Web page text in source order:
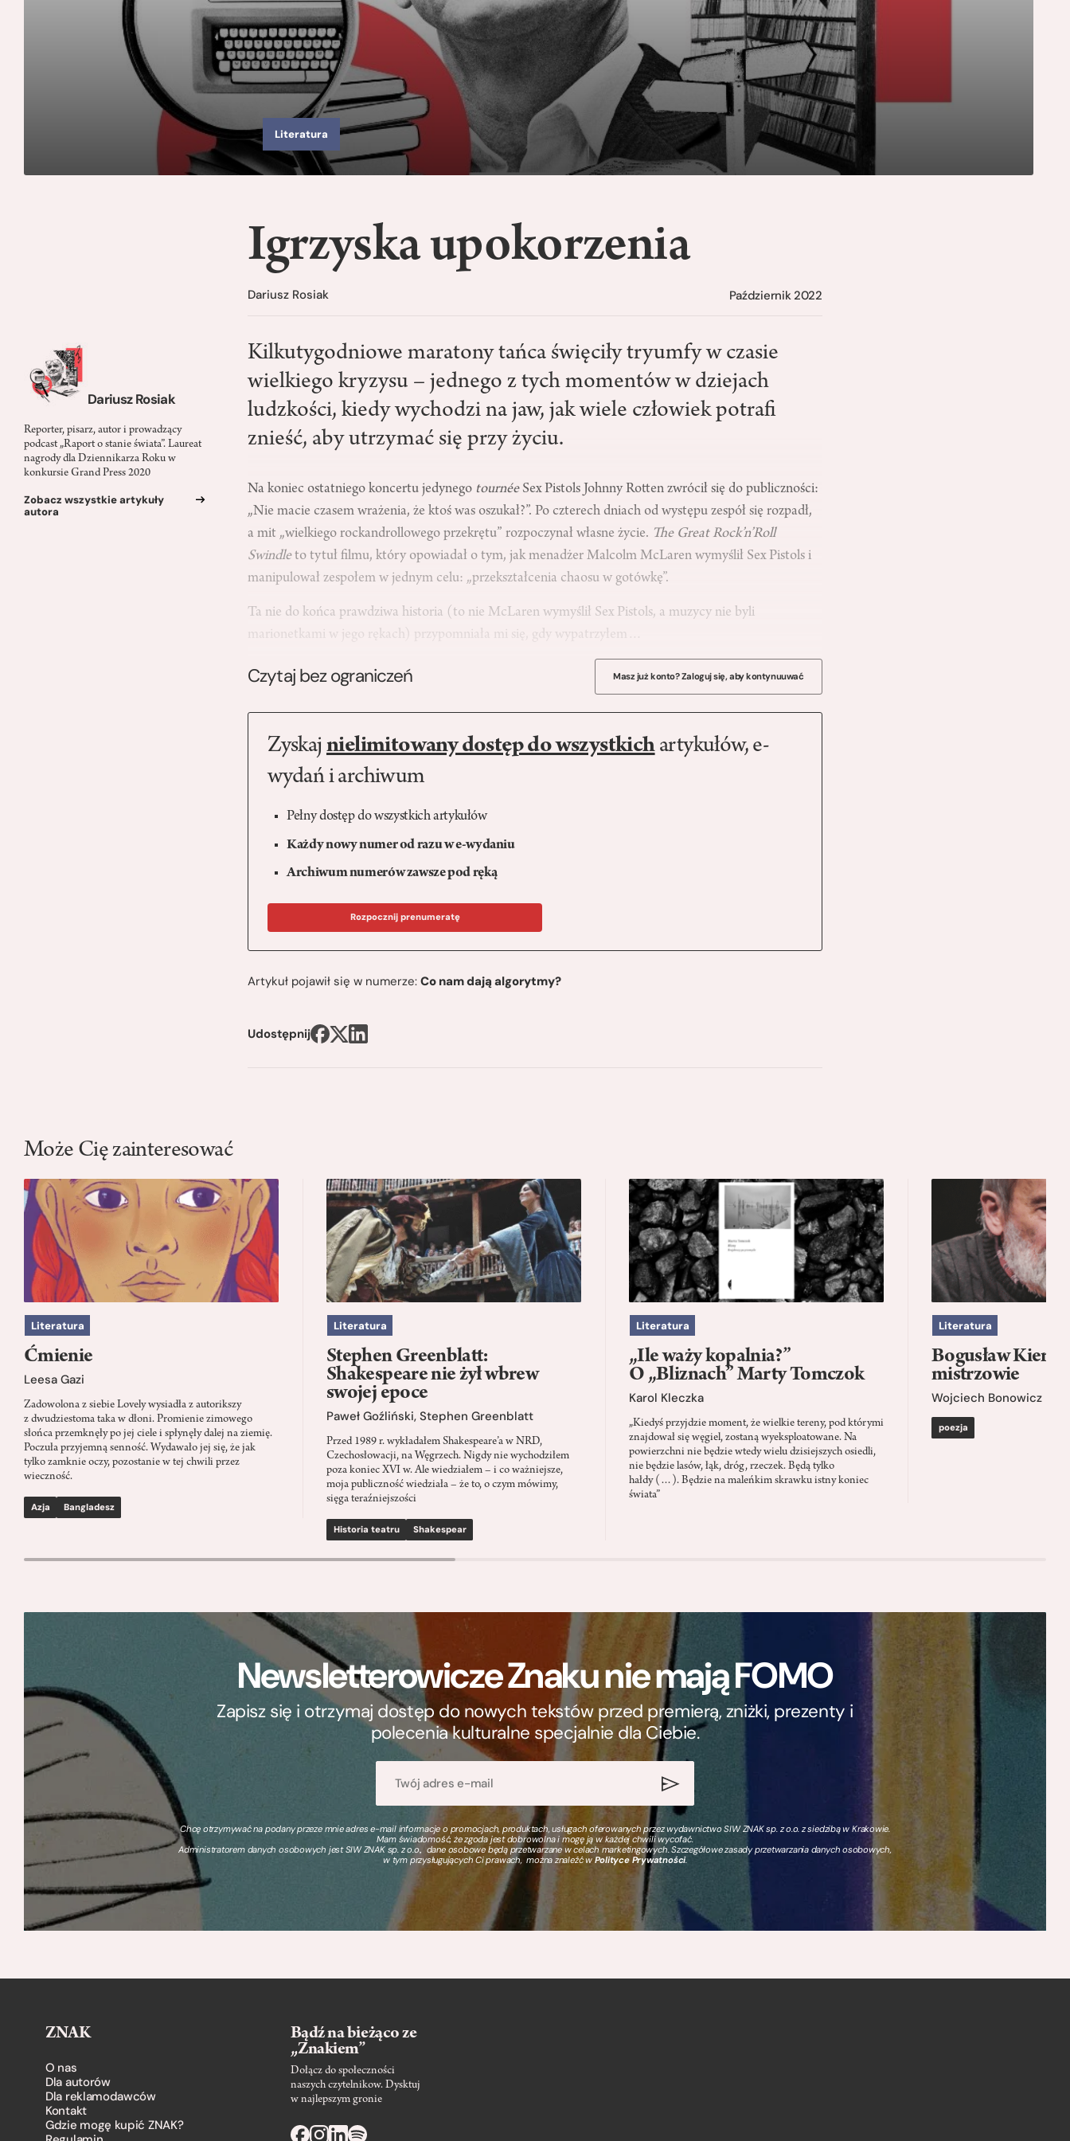
Literatura
Dariusz Rosiak
Reporter, pisarz, autor i prowadzący
podcast „Raport o stanie świata”. Laureat
nagrody dla Dziennikarza Roku w
konkursie Grand Press 2020
Zobacz wszystkie artykuły
autora
Igrzyska upokorzenia
Dariusz Rosiak Październik 2022
Kilkutygodniowe maratony tańca święciły tryumfy w czasie
wielkiego kryzysu – jednego z tych momentów w dziejach
ludzkości, kiedy wychodzi na jaw, jak wiele człowiek potrafi
znieść, aby utrzymać się przy życiu.
Na koniec ostatniego koncertu jedynego tournéeSex Pistols Johnny Rotten zwrócił się do publiczności:
„Nie macie czasem wrażenia, że ktoś was oszukał?”. Po czterech dniach od występu zespół się rozpadł,
a mit „wielkiego rockandrollowego przekrętu” rozpoczynał własne życie. The Great Rock’n’Roll
Swindleto tytuł filmu, który opowiadał o tym, jak menadżer Malcolm McLaren wymyślił Sex Pistols i
manipulował zespołem w jednym celu: „przekształcenia chaosu w gotówkę”.
Ta nie do końca prawdziwa historia (to nie McLaren wymyślił Sex Pistols, a muzycy nie byli
marionetkami w jego rękach) przypomniała mi się, gdy wypatrzyłem…
Czytaj bez ograniczeń Masz już konto? Zaloguj się, aby kontynuuwać
Zyskaj nielimitowany dostęp do wszystkichartykułów, e-
wydań i archiwum
Pełny dostęp do wszystkich artykułów
Każdy nowy numer od razu w e-wydaniu
Archiwum numerów zawsze pod ręką
Rozpocznij prenumeratę
Artykuł pojawił się w numerze:Co nam dają algorytmy?
Udostępnij
Może Cię zainteresować
Literatura
Ćmienie
Leesa Gazi
Zadowolona z siebie Lovely wysiadła z autorikszy
z dwudziestoma taka w dłoni. Promienie zimowego
słońca przemknęły po jej ciele i spłynęły dalej na ziemię.
Poczuła przyjemną senność. Wydawało jej się, że jak
tylko zamknie oczy, pozostanie w tej chwili przez
wieczność.
Azja Bangladesz
Literatura
Stephen Greenblatt:
Shakespeare nie żył wbrew
swojej epoce
Paweł Goźliński, Stephen Greenblatt
Przed 1989 r. wykładałem Shakespeare’a w NRD,
Czechosłowacji, na Węgrzech. Nigdy nie wychodziłem
poza koniec XVI w. Ale wiedziałem – i co ważniejsze,
moja publiczność wiedziała – że to, o czym mówimy,
sięga teraźniejszości
Historia teatru Shakespear
Literatura
„Ile waży kopalnia?”
O „Bliznach” Marty Tomczok
Karol Kleczka
„Kiedyś przyjdzie moment, że wielkie tereny, pod którymi
znajdował się węgiel, zostaną wyeksploatowane. Na
powierzchni nie będzie wtedy wielu dzisiejszych osiedli,
nie będzie lasów, łąk, dróg, rzeczek. Będą tylko
hałdy (…). Będzie na maleńkim skrawku istny koniec
świata”
Literatura
Bogusław Kierc
mistrzowie
Wojciech Bonowicz
poezja
Newsletterowicze Znaku nie mają FOMO
Zapisz się i otrzymaj dostęp do nowych tekstów przed premierą, zniżki, prezenty i
polecenia kulturalne specjalnie dla Ciebie.
Chcę otrzymywać na podany przeze mnie adres e-mail informacje o promocjach, produktach, usługach oferowanych przez wydawnictwo SIW ZNAK sp. z o.o. z siedzibą w Krakowie.
Mam świadomość, że zgoda jest dobrowolna i mogę ją w każdej chwili wycofać.
Administratorem danych osobowych jest SIW ZNAK sp. z o.o., dane osobowe będą przetwarzane w celach marketingowych. Szczegółowe zasady przetwarzania danych osobowych,
w tym przysługujących Ci prawach, można znaleźć wPolityce Prywatności.
ZNAK
O nas
Dla autorów
Dla reklamodawców
Kontakt
Gdzie mogę kupić ZNAK?
Bądź na bieżąco ze
„Znakiem”
Dołącz do społeczności
naszych czytelnikow. Dysktuj
w najlepszym gronie